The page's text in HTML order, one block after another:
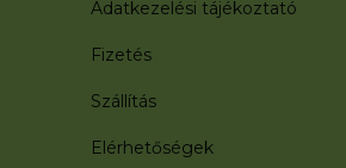
Adatkezelési tájékoztató
Fizetés
Szállítás
Elérhetőségek